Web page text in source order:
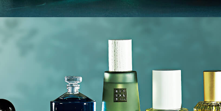
「AdvancedClub」会員組織を設けました。
の一覧、プレミアムな会員限定イベント、ブランドのエクス
クルーシブアイテムの紹介など、特別なコンテンツ情報を
メールマガジンでお届け致します。更に『AdvancedTime』
のタブロイドマガジンのご案内もあり、送付手数料のみを
ご負担いただくことでお手元で『AdvancedTime』をお楽し